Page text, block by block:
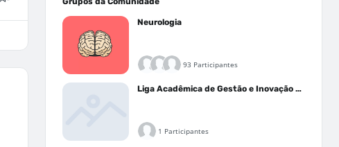
Neurologia
93 Participantes
Liga Acadêmica de Gestão e Inovação Médica - LAGIM
1 Participantes